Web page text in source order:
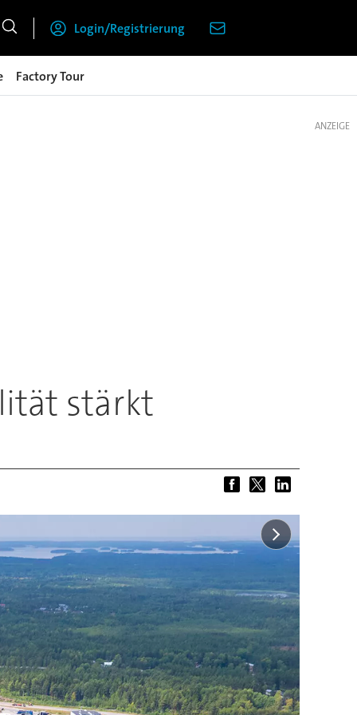
Login/Registrierung
Factory Tour
stärkt
ANZEIGE